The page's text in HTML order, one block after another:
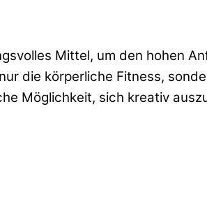
Mittel, um den hohen
die körperliche Fitness,
Möglichkeit, sich kreativ